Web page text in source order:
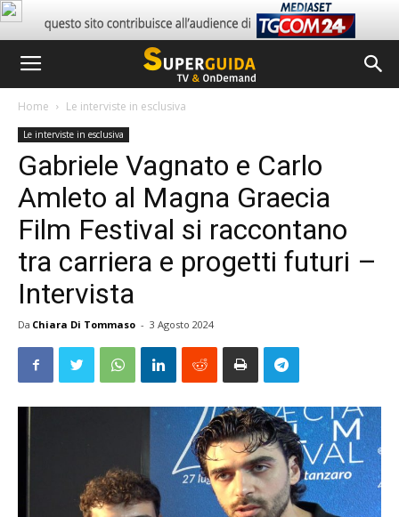
Home Le interviste in esclusiva
Le interviste in esclusiva
Gabriele Vagnato e Carlo
Amleto al Magna Graecia
Film Festival si raccontano
tra carriera e progetti futuri –
Intervista
Da Chiara Di Tommaso - 3 Agosto 2024